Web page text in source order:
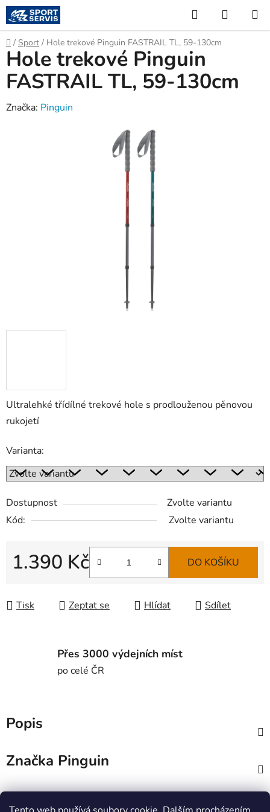
Přejít
na
obsah
Hledat
KOŠÍK
Domů
/ Sport / Hole trekové Pinguin FASTRAIL TL, 59-130cm
Ultralehké třídílné trekové hole s prodlouženou pěnovou
rukojetí
Varianta:
Dostupnost
Zvolte variantu
Kód:
Zvolte variantu
1.390 Kč DO KOŠÍKU
Tisk Zeptat se Hlídat Sdílet
Hole trekové Pinguin
FASTRAIL TL, 59-130cm
Značka: Pinguin
Přes 3000 výdejních míst
po celé ČR
Popis
Značka Pinguin
Diskuze